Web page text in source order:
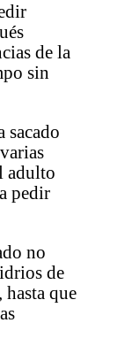
de la
sin
sacado
adulto
pedir
no
de
hasta que